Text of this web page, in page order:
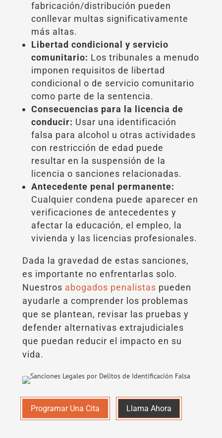
fabricación/distribución pueden
conllevar multas significativamente
más altas.
Libertad condicional y servicio
comunitario: Los tribunales a menudo
imponen requisitos de libertad
condicional o de servicio comunitario
como parte de la sentencia.
Consecuencias para la licencia de
conducir: Usar una identificación
falsa para alcohol u otras actividades
con restricción de edad puede
resultar en la suspensión de la
licencia o sanciones relacionadas.
Antecedente penal permanente:
Cualquier condena puede aparecer en
verificaciones de antecedentes y
afectar la educación, el empleo, la
vivienda y las licencias profesionales.
Dada la gravedad de estas sanciones,
es importante no enfrentarlas solo.
Nuestros abogados penalistas pueden
ayudarle a comprender los problemas
que se plantean, revisar las pruebas y
defender alternativas extrajudiciales
que puedan reducir el impacto en su
vida.
Programar Una Cita Llama Ahora